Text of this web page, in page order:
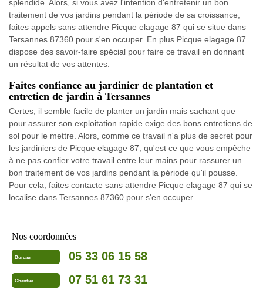
splendide. Alors, si vous avez l'intention d'entretenir un bon
traitement de vos jardins pendant la période de sa croissance,
faites appels sans attendre Picque elagage 87 qui se situe dans
Tersannes 87360 pour s'en occuper. En plus Picque elagage 87
dispose des savoir-faire spécial pour faire ce travail en donnant
un résultat de vos attentes.
Faites confiance au jardinier de plantation et
entretien de jardin à Tersannes
Certes, il semble facile de planter un jardin mais sachant que
pour assurer son exploitation rapide exige des bons entretiens de
sol pour le mettre. Alors, comme ce travail n'a plus de secret pour
les jardiniers de Picque elagage 87, qu'est ce que vous empêche
à ne pas confier votre travail entre leur mains pour rassurer un
bon traitement de vos jardins pendant la période qu'il pousse.
Pour cela, faites contacte sans attendre Picque elagage 87 qui se
localise dans Tersannes 87360 pour s'en occuper.
Nos coordonnées
Bureau 05 33 06 15 58
Chantier 07 51 61 73 31